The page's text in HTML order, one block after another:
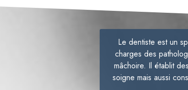
Le dentiste est un
charges des
mâchoire. Il établit
soigne mais aussi